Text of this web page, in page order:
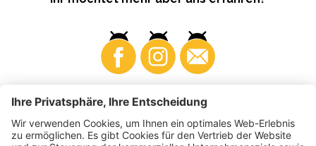
Business Produzenten